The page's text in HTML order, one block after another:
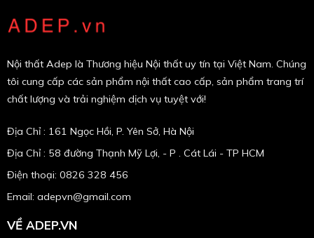
Nội thất Adep là Thương hiệu Nội thất uy tín tại Việt Nam. Chúng
tôi cung cấp các sản phẩm nội thất cao cấp, sản phẩm trang trí
chất lượng và trải nghiệm dịch vụ tuyệt với!
Địa Chỉ : 161 Ngọc Hồi, P. Yên Sở, Hà Nội
Địa Chỉ : 58 đường Thạnh Mỹ Lợi, - P . Cát Lái - TP HCM
Điện thoại: 0826 328 456
Email: adepvn@gmail.com
VỀ ADEP.VN